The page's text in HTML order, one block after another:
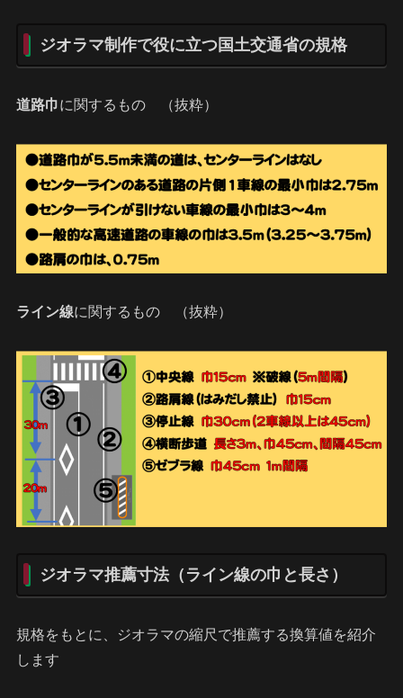
ジオラマ制作で役に立つ国土交通省の規格
道路巾に関するもの （抜粋）
ライン線に関するもの （抜粋）
ジオラマ推薦寸法（ライン線の巾と長さ）
規格をもとに、ジオラマの縮尺で推薦する換算値を紹介
します